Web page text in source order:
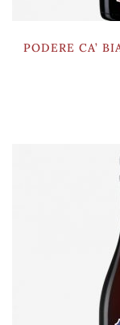
PODERE CA’